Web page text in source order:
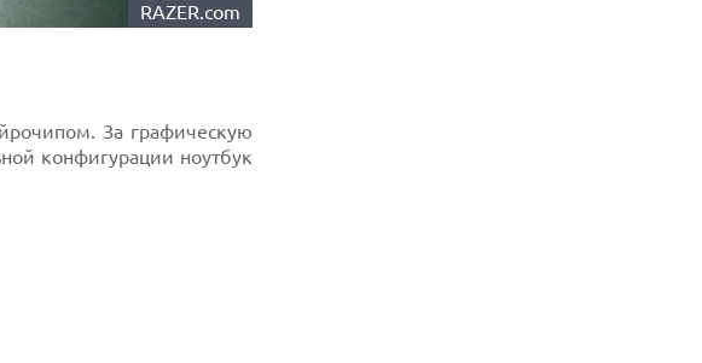
RAZER.com
За графическую
конфигурации ноутбук